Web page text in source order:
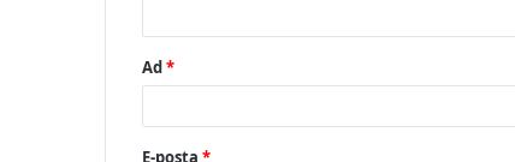
Ad *
E-posta *